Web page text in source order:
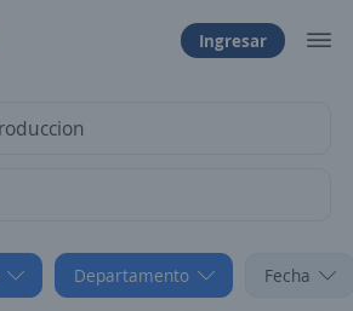
Ingresar
Departamento Fecha